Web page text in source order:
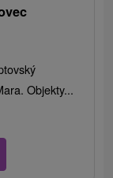
Objekty...